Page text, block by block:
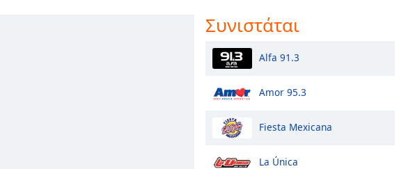
Συνιστάται
Alfa 91.3
Amor 95.3
Fiesta Mexicana
La Única